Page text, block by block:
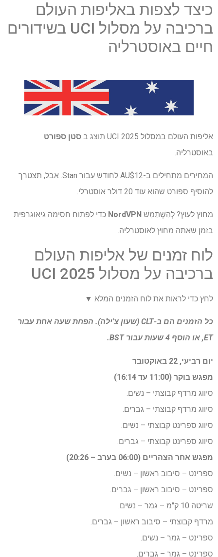
כיצד לצפות באליפות העולם
ברכיבה על מסלול UCI בשידורים
חיים באוסטרליה
אליפות העולם במסלול UCI 2025 תוצג ב
סטן ספורט
באוסטרליה.
המחירים מתחילים ב-AU$12 לחודש עבור Stan. אבל, תצטרך
להוסיף ספורט שהוא עוד 20 דולר אוסטרלי.
מחוץ לעוץ? לְהִשְׁתַמֵשׁ NordVPN כדי לפתוח חסימה גיאוגרפית
בזמן שאתה מחוץ לאוסטרליה.
לוח זמנים של אליפות העולם
ברכיבה על מסלול UCI 2025
לחץ כדי לראות את לוח הזמנים המלא ▼
כל הזמנים הם ב-CLT (שעון צ'ילה). הפחת שעה אחת עבור
ET, או הוסף 4 שעות עבור BST.
יום רביעי, 22 באוקטובר
מפגש בוקר (11:00 עד 16:14)
סיווג מרדף קבוצתי – נשים.
סיווג מרדף קבוצתי – גברים.
סיווג ספרינט קבוצתי – נשים.
סיווג ספרינט קבוצתי – גברים.
מפגש אחר הצהריים (06:00 בערב – 20:26)
ספרינט – סיבוב ראשון – נשים.
ספרינט – סיבוב ראשון – גברים.
שריטה 10 ק"מ – גמר – נשים.
מרדף קבוצתי – סיבוב ראשון – גברים.
ספרינט – גמר – נשים.
ספרינט – גמר – גברים.